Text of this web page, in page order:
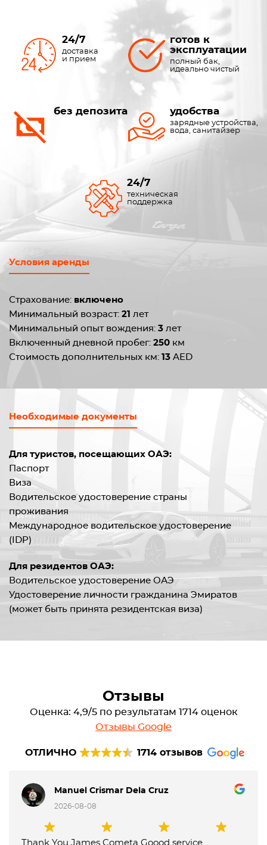
24/7
доставка
и прием
готов к
эксплуатации
полный бак,
идеально чистый
без депозита удобства
зарядные устройства,
вода, санитайзер
24/7
техническая
поддержка
Условия аренды
Страхование: включено
Минимальный возраст: 21 лет
Минимальный опыт вождения: 3 лет
Включенный дневной пробег: 250 км
Стоимость дополнительных км: 13 AED
Необходимые документы
Для туристов, посещающих ОАЭ:
Паспорт
Виза
Водительское удостоверение страны
проживания
Международное водительское удостоверение
(IDP)
Для резидентов ОАЭ:
Водительское удостоверение ОАЭ
Удостоверение личности гражданина Эмиратов
(может быть принята резидентская виза)
Отзывы
Оценка: 4,9/5 по результатам 1714 оценок
Отзывы Google
ОТЛИЧНО 1714 отзывов
Manuel Crismar Dela Cruz
2026-08-08
Thank You James Cometa Goood service